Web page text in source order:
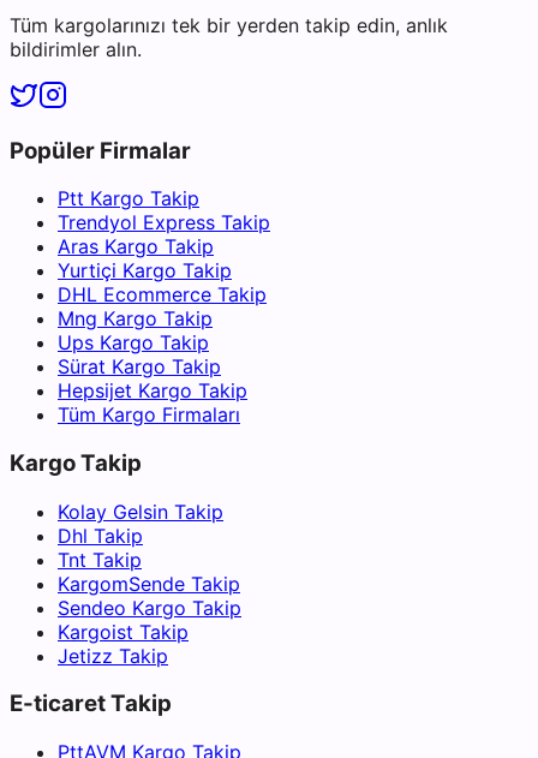
Tüm kargolarınızı tek bir yerden takip edin, anlık
bildirimler alın.
Popüler Firmalar
Ptt Kargo Takip
Trendyol Express Takip
Aras Kargo Takip
Yurtiçi Kargo Takip
DHL Ecommerce Takip
Mng Kargo Takip
Ups Kargo Takip
Sürat Kargo Takip
Hepsijet Kargo Takip
Tüm Kargo Firmaları
Kargo Takip
Kolay Gelsin Takip
Dhl Takip
Tnt Takip
KargomSende Takip
Sendeo Kargo Takip
Kargoist Takip
Jetizz Takip
E-ticaret Takip
PttAVM Kargo Takip